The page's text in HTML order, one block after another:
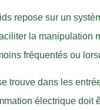
repose sur un
la manipulation
fréquentés ou
trouve dans les
électrique doit